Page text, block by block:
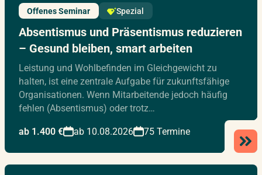
Offenes Seminar Spezial
Absentismus und Präsentismus reduzieren
– Gesund bleiben, smart arbeiten
Leistung und Wohlbefinden im Gleichgewicht zu
halten, ist eine zentrale Aufgabe für zukunftsfähige
Organisationen. Wenn Mitarbeitende jedoch häufig
fehlen (Absentismus) oder trotz…
ab 1.400 € ab 10.08.2026 75 Termine